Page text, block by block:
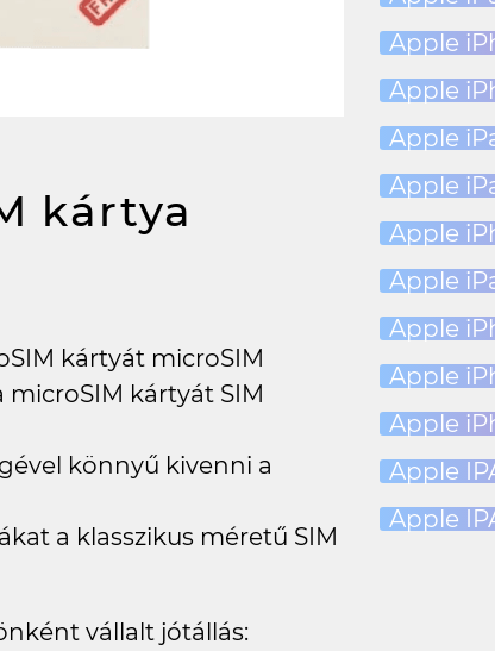
kártya
kártyát microSIM
microSIM kártyát SIM
könnyű kivenni a
a klasszikus méretű SIM
vállalt jótállás:
Apple
Apple
Apple
Apple
Apple
Apple
Apple
Apple
Apple
Apple
Apple